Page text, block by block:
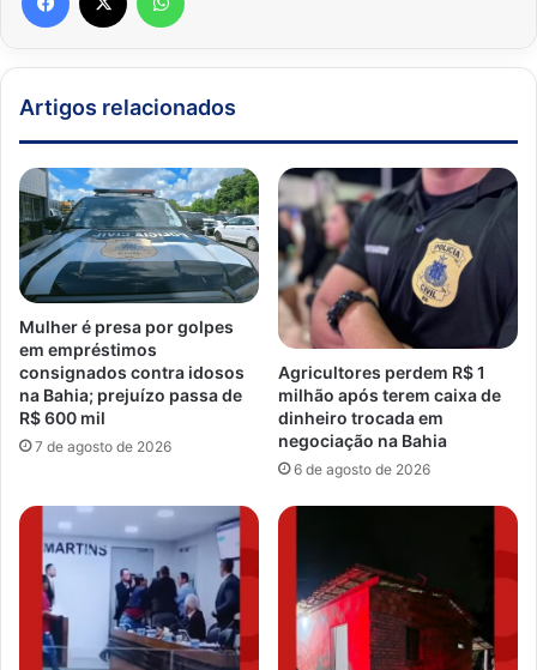
Artigos relacionados
Mulher é presa por golpes
em empréstimos
consignados contra idosos
na Bahia; prejuízo passa de
R$ 600 mil
7 de agosto de 2026
Agricultores perdem R$ 1
milhão após terem caixa de
dinheiro trocada em
negociação na Bahia
6 de agosto de 2026